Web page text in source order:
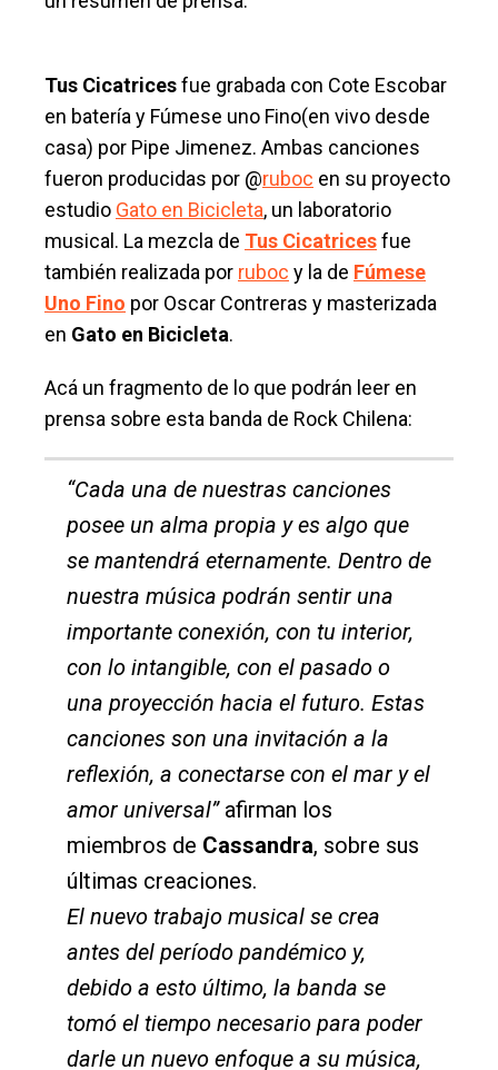
Tus Cicatricesfue grabada con Cote Escobar
en batería y Fúmese uno Fino(en vivo desde
casa) por Pipe Jimenez. Ambas canciones
fueron producidas por @ruboc en su proyecto
estudio Gato en Bicicleta, un laboratorio
musical. La mezcla de Tus Cicatricesfue
también realizada por ruboc y la de Fúmese
Uno Fino por Oscar Contreras y masterizada
en Gato en Bicicleta.
Acá un fragmento de lo que podrán leer en
prensa sobre esta banda de Rock Chilena:
“Cada una de nuestras canciones
posee un alma propia y es algo que
se mantendrá eternamente. Dentro de
nuestra música podrán sentir una
importante conexión, con tu interior,
con lo intangible, con el pasado o
una proyección hacia el futuro. Estas
canciones son una invitación a la
reflexión, a conectarse con el mar y el
amor universal” afirman los
miembros de Cassandra, sobre sus
últimas creaciones.
El nuevo trabajo musical se crea
antes del período pandémico y,
debido a esto último, la banda se
tomó el tiempo necesario para poder
darle un nuevo enfoque a su música,